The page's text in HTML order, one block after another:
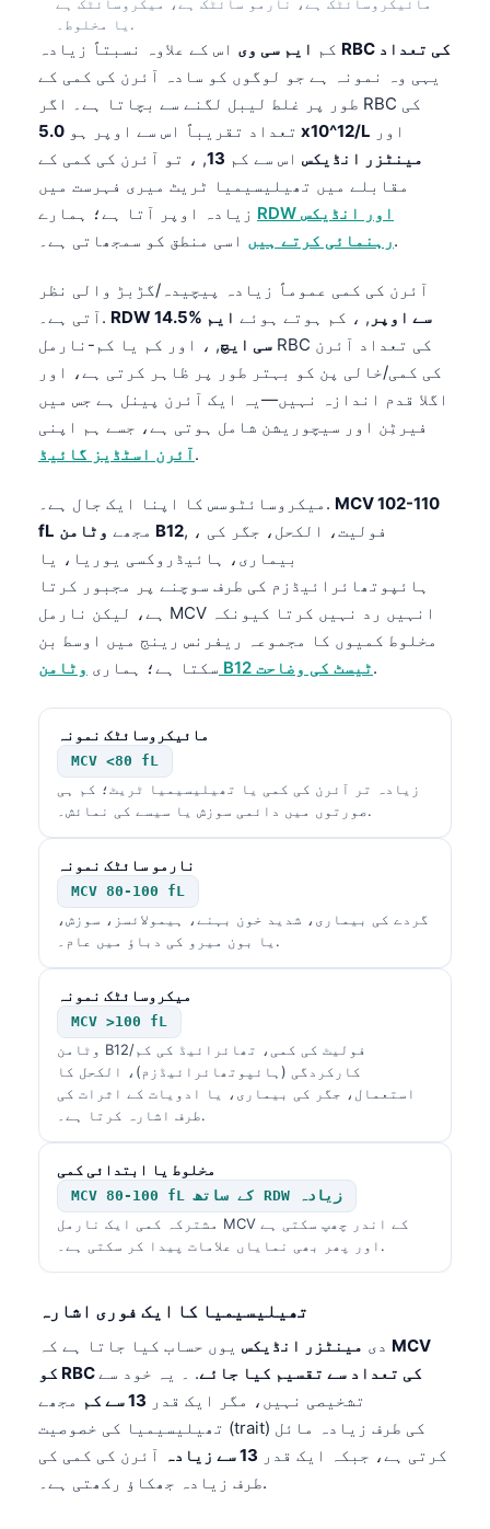
یا مخلوط۔.
کم ایم سی وی
RBC کی تعداد
یہی وہ نمونہ ہے جو لوگوں کو سادہ آئرن کی کمی کے
طور پر غلط لیبل لگنے سے بچاتا ہے۔ اگر RBC کی
تعداد تقریباً اس سے اوپر ہو 5.0 x10^12/L اور
مینٹزر انڈیکس اس سے کم 13, ، تو آئرن کی کمی کے
مقابلے میں تھیلیسیمیا ٹریٹ میری فہرست میں
RDW اور انڈیکس
رہنمائی کرتے ہیںاسی منطق کو سمجھاتی ہے۔.
آئرن کی کمی عموماً زیادہ پیچیدہ/گڑبڑ والی نظر
آتی ہے۔.
RDW 14.5% سے اوپر , ، کم ہوتے ہوئے ایم
سی ایچ, ، اور کم یا کم-نارمل RBC کی تعداد آئرن
کی کمی/خالی پن کو بہتر طور پر ظاہر کرتی ہے، اور
اگلا قدم اندازہ نہیں—یہ ایک آئرن پینل ہے جس میں
فیرٹِن اور سیچوریشن شامل ہوتی ہے، جسے ہم اپنی
آئرن اسٹڈیز گائیڈ.
میکروسائٹوسس کا اپنا ایک جال ہے۔. MCV 102-110
fL
مجھے وٹامن B12, ، فولیت، الکحل، جگر کی
بیماری، ہائیڈروکسی یوریا، یا
ہائپوتھائرائیڈزم کی طرف سوچنے پر مجبور کرتا
ہے، لیکن نارمل MCV انہیں رد نہیں کرتا کیونکہ
مخلوط کمیوں کا مجموعہ ریفرنس رینج میں اوسط بن
سکتا ہے؛ ہماری
وٹامن B12 ٹیسٹ کی وضاحت.
مائیکروسائٹک نمونہ
MCV <80 fL
زیادہ تر آئرن کی کمی یا تھیلیسیمیا ٹریٹ؛ کم ہی
صورتوں میں دائمی سوزش یا سیسے کی نمائش۔.
نارمو سائٹک نمونہ
MCV 80-100 fL
گردے کی بیماری، شدید خون بہنے، ہیمولائسز، سوزش،
یا بون میرو کی دباؤ میں عام۔.
میکروسائٹک نمونہ
MCV >100 fL
وٹامن B12/فولیٹ کی کمی، تھائرائیڈ کی کم
کارکردگی (ہائپوتھائرائیڈزم)، الکحل کا
استعمال، جگر کی بیماری، یا ادویات کے اثرات کی
طرف اشارہ کرتا ہے۔.
مخلوط یا ابتدائی کمی
MCV 80-100 fL کے ساتھ RDW زیادہ
مشترکہ کمی ایک نارمل MCV کے اندر چھپ سکتی ہے
اور پھر بھی نمایاں علامات پیدا کر سکتی ہے۔.
تھیلیسیمیا کا ایک فوری اشارہ
دی مینٹزر انڈیکس
MCV
کو RBC کی تعداد سے تقسیم کیا جائے. ۔ یہ خود سے
تشخیصی نہیں، مگر ایک قدر 13 سے کم
مجھے
تھیلیسیمیا کی خصوصیت (trait) کی طرف زیادہ مائل
کرتی ہے، جبکہ ایک قدر 13 سے زیادہ
آئرن کی کمی کی
طرف زیادہ جھکاؤ رکھتی ہے۔.
Occitan
العربية المغربية
Afrikaans
Basa Jawa
Cebuano
ئۇيغۇرچە
Кыргызча
Татар теле
Беларуская мова
Esperanto
Frysk
Ślōnskŏ gŏdka
Norsk bokmål